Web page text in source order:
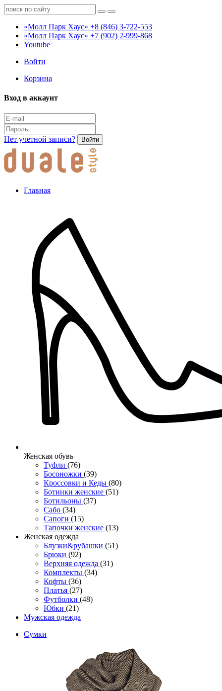
«Молл Парк Хаус» +8 (846) 3-722-553
«Молл Парк Хаус» +7 (902) 2-999-868
Youtube
Войти
Корзина
Вход в аккаунт
Нет учетной записи? Войти
Главная
Женcкая обувь
Туфли (76)
Босоножки (39)
Кроссовки и Кеды (80)
Ботинки женские (51)
Ботильоны (37)
Сабо (34)
Сапоги (15)
Тапочки женские (13)
Женская одежда
Блузки&рубашки (51)
Брюки (92)
Верхняя одежда (31)
Комплекты (34)
Кофты (36)
Платья (27)
Футболки (48)
Юбки (21)
Мужская одежда
Сумки